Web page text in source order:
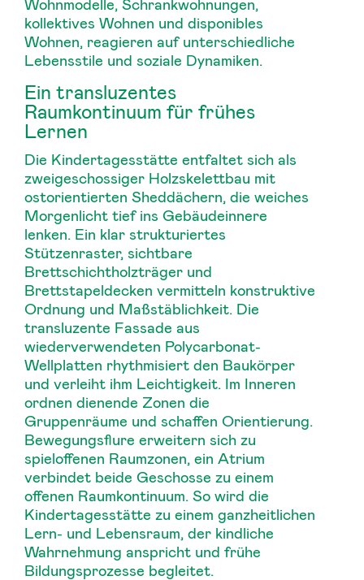
kollektives Wohnen und disponibles
Wohnen, reagieren auf unterschiedliche
Lebensstile und soziale Dynamiken.
Ein transluzentes
Raumkontinuum für frühes
Lernen
Die Kindertagesstätte entfaltet sich als
zweigeschossiger Holzskelettbau mit
ostorientierten Sheddächern, die weiches
Morgenlicht tief ins Gebäudeinnere
lenken. Ein klar strukturiertes
Stützenraster, sichtbare
Brettschichtholzträger und
Brettstapeldecken vermitteln konstruktive
Ordnung und Maßstäblichkeit. Die
transluzente Fassade aus
wiederverwendeten Polycarbonat-
Wellplatten rhythmisiert den Baukörper
und verleiht ihm Leichtigkeit. Im Inneren
ordnen dienende Zonen die
Gruppenräume und schaffen Orientierung.
Bewegungsflure erweitern sich zu
spieloffenen Raumzonen, ein Atrium
verbindet beide Geschosse zu einem
offenen Raumkontinuum. So wird die
Kindertagesstätte zu einem ganzheitlichen
Lern- und Lebensraum, der kindliche
Wahrnehmung anspricht und frühe
Bildungsprozesse begleitet.